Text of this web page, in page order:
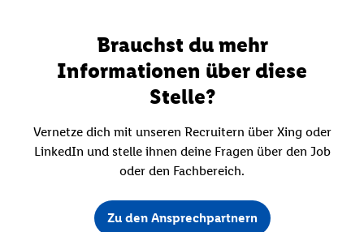
Brauchst du mehr
Informationen über diese
Stelle?
Vernetze dich mit unseren Recruitern über Xing oder
LinkedIn und stelle ihnen deine Fragen über den Job
oder den Fachbereich.
Zu den Ansprechpartnern